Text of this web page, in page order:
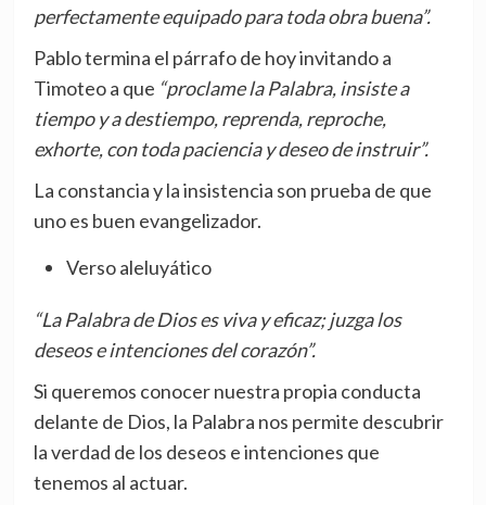
perfectamente equipado para toda obra buena”.
Pablo termina el párrafo de hoy invitando a
Timoteo a que “proclame la Palabra, insiste a
tiempo y a destiempo, reprenda, reproche,
exhorte, con toda paciencia y deseo de instruir”.
La constancia y la insistencia son prueba de que
uno es buen evangelizador.
Verso aleluyático
“La Palabra de Dios es viva y eficaz; juzga los
deseos e intenciones del corazón”.
Si queremos conocer nuestra propia conducta
delante de Dios, la Palabra nos permite descubrir
la verdad de los deseos e intenciones que
tenemos al actuar.